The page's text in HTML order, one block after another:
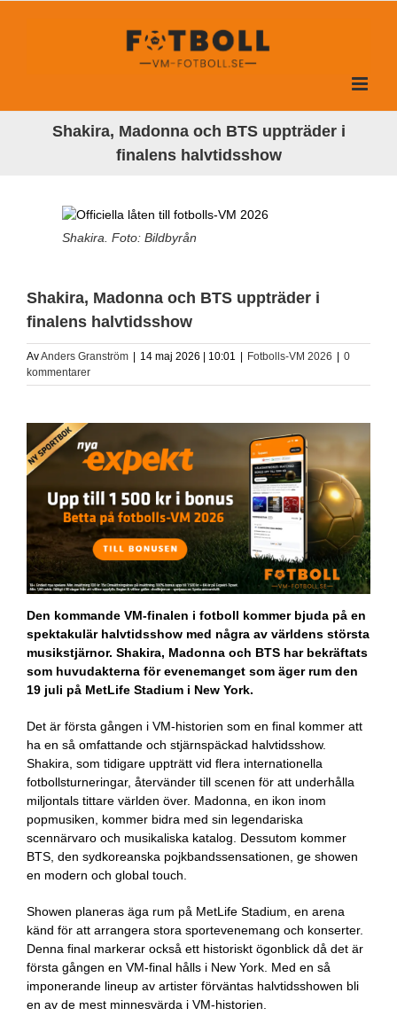
Shakira, Madonna och BTS uppträder i
finalens halvtidsshow
Shakira. Foto: Bildbyrån
Shakira, Madonna och BTS uppträder i
finalens halvtidsshow
AvAnders Granström | 14 maj 2026 | 10:01 | Fotbolls-VM 2026 | 0
kommentarer
Den kommande VM-finalen i fotboll kommer bjuda på en
spektakulär halvtidsshow med några av världens största
musikstjärnor. Shakira, Madonna och BTS har bekräftats
som huvudakterna för evenemanget som äger rum den
19 juli på MetLife Stadium i New York.
Det är första gången i VM-historien som en final kommer att
ha en så omfattande och stjärnspäckad halvtidsshow.
Shakira, som tidigare uppträtt vid flera internationella
fotbollsturneringar, återvänder till scenen för att underhålla
miljontals tittare världen över. Madonna, en ikon inom
popmusiken, kommer bidra med sin legendariska
scennärvaro och musikaliska katalog. Dessutom kommer
BTS, den sydkoreanska pojkbandssensationen, ge showen
en modern och global touch.
Showen planeras äga rum på MetLife Stadium, en arena
känd för att arrangera stora sportevenemang och konserter.
Denna final markerar också ett historiskt ögonblick då det är
första gången en VM-final hålls i New York. Med en så
imponerande lineup av artister förväntas halvtidsshowen bli
en av de mest minnesvärda i VM-historien.